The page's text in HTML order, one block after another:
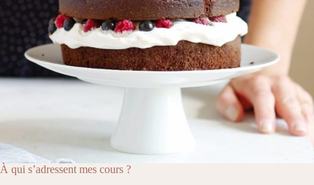
À qui s’adressent mes cours ?